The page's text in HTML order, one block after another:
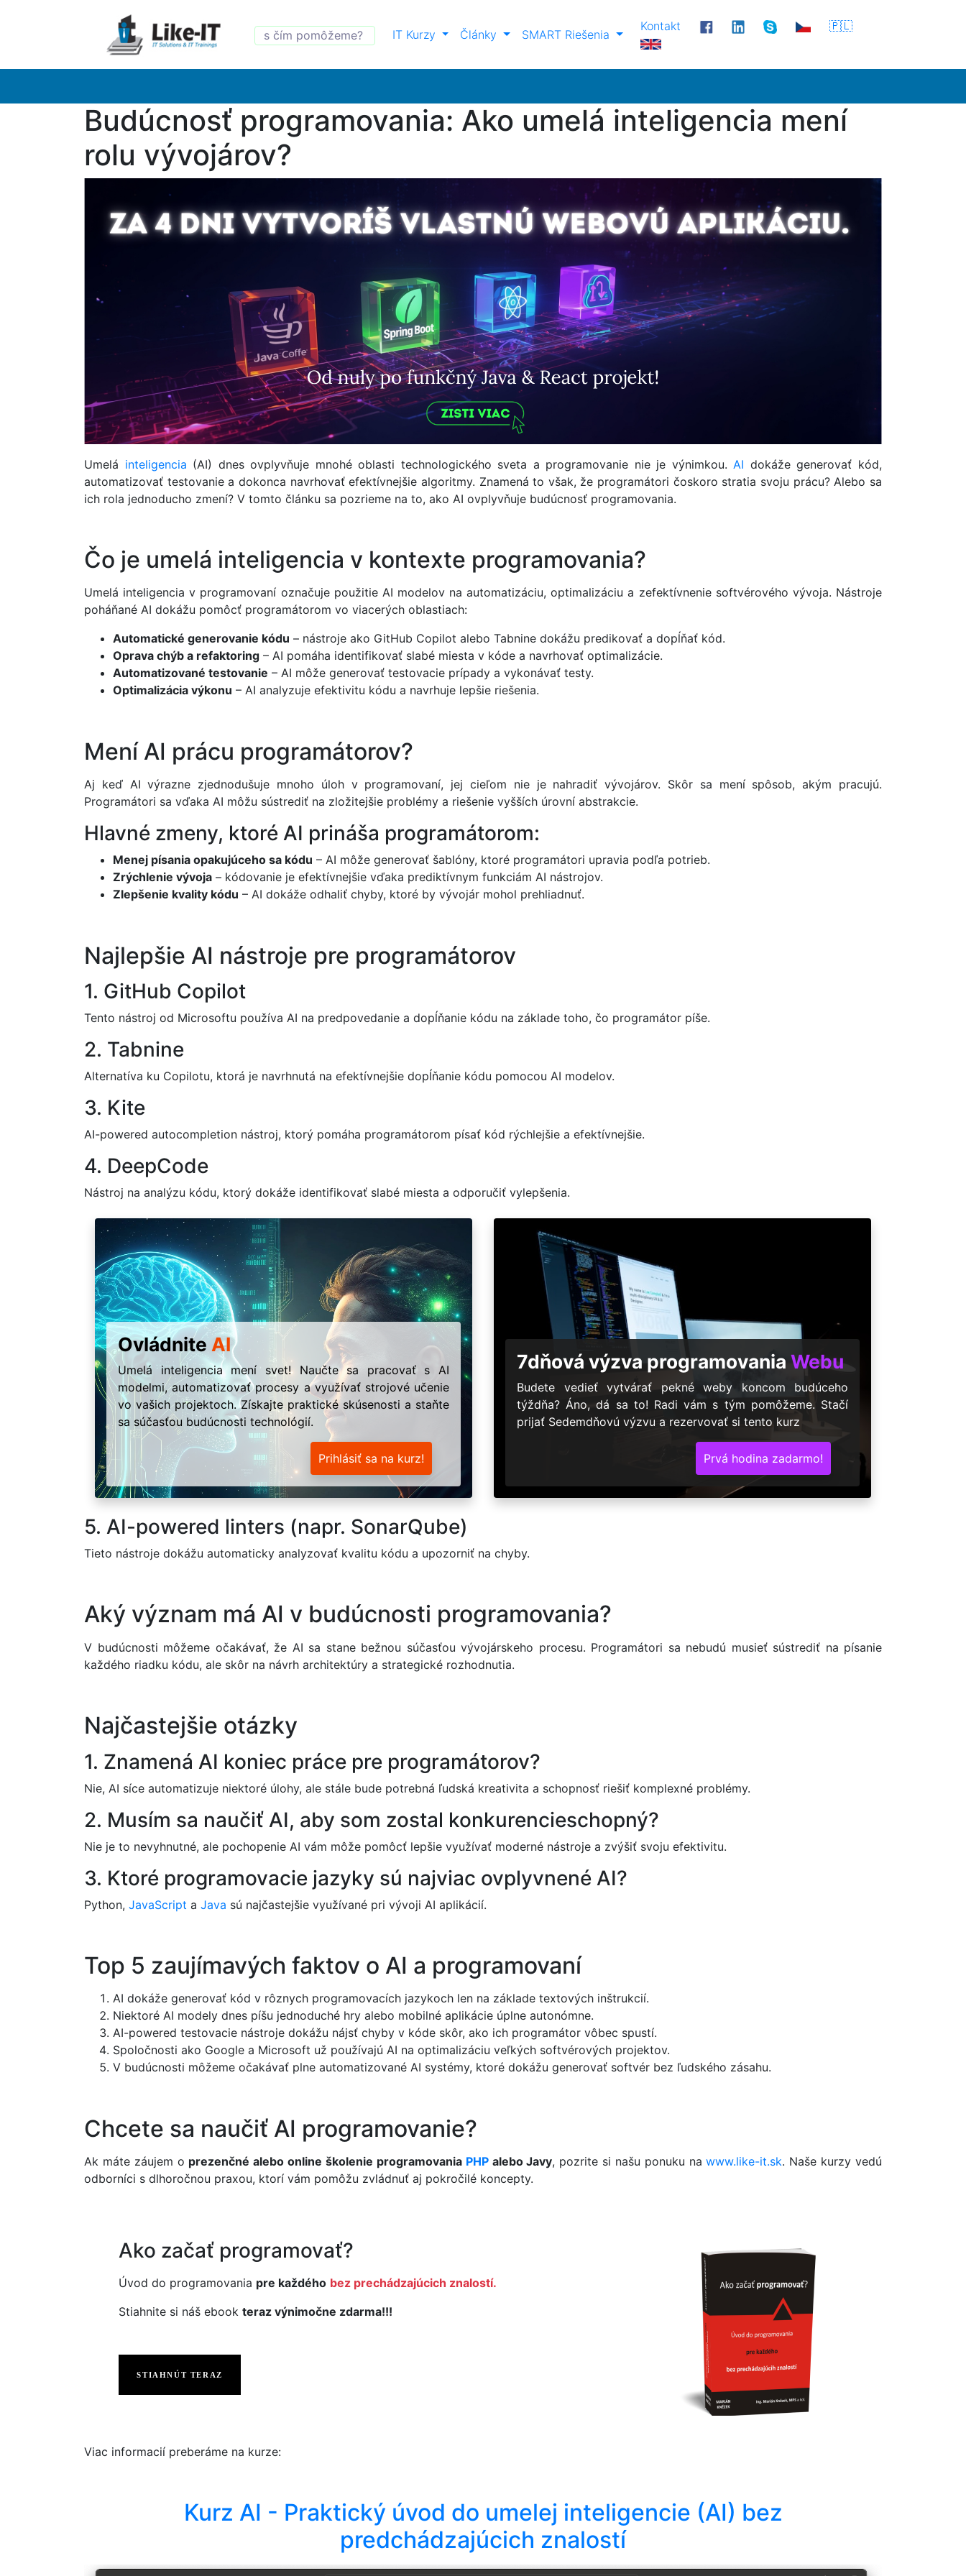
IT Kurzy Články SMART Riešenia
Kontakt 🇵🇱
Budúcnosť programovania: Ako umelá inteligencia mení
rolu vývojárov?
Umelá inteligencia (AI) dnes ovplyvňuje mnohé oblasti technologického sveta a programovanie nie je výnimkou. AI dokáže generovať kód,
automatizovať testovanie a dokonca navrhovať efektívnejšie algoritmy. Znamená to však, že programátori čoskoro stratia svoju prácu? Alebo sa
ich rola jednoducho zmení? V tomto článku sa pozrieme na to, ako AI ovplyvňuje budúcnosť programovania.
Čo je umelá inteligencia v kontexte programovania?
Umelá inteligencia v programovaní označuje použitie AI modelov na automatizáciu, optimalizáciu a zefektívnenie softvérového vývoja. Nástroje
poháňané AI dokážu pomôcť programátorom vo viacerých oblastiach:
Automatické generovanie kódu – nástroje ako GitHub Copilot alebo Tabnine dokážu predikovať a dopĺňať kód.
Oprava chýb a refaktoring – AI pomáha identifikovať slabé miesta v kóde a navrhovať optimalizácie.
Automatizované testovanie – AI môže generovať testovacie prípady a vykonávať testy.
Optimalizácia výkonu – AI analyzuje efektivitu kódu a navrhuje lepšie riešenia.
Mení AI prácu programátorov?
Aj keď AI výrazne zjednodušuje mnoho úloh v programovaní, jej cieľom nie je nahradiť vývojárov. Skôr sa mení spôsob, akým pracujú.
Programátori sa vďaka AI môžu sústrediť na zložitejšie problémy a riešenie vyšších úrovní abstrakcie.
Hlavné zmeny, ktoré AI prináša programátorom:
Menej písania opakujúceho sa kódu – AI môže generovať šablóny, ktoré programátori upravia podľa potrieb.
Zrýchlenie vývoja – kódovanie je efektívnejšie vďaka prediktívnym funkciám AI nástrojov.
Zlepšenie kvality kódu – AI dokáže odhaliť chyby, ktoré by vývojár mohol prehliadnuť.
Najlepšie AI nástroje pre programátorov
1. GitHub Copilot
Tento nástroj od Microsoftu používa AI na predpovedanie a dopĺňanie kódu na základe toho, čo programátor píše.
2. Tabnine
Alternatíva ku Copilotu, ktorá je navrhnutá na efektívnejšie dopĺňanie kódu pomocou AI modelov.
3. Kite
AI-powered autocompletion nástroj, ktorý pomáha programátorom písať kód rýchlejšie a efektívnejšie.
4. DeepCode
Nástroj na analýzu kódu, ktorý dokáže identifikovať slabé miesta a odporučiť vylepšenia.
Ovládnite AI
Umelá inteligencia mení svet! Naučte sa pracovať s AI
modelmi, automatizovať procesy a využívať strojové učenie
vo vašich projektoch. Získajte praktické skúsenosti a staňte
sa súčasťou budúcnosti technológií.
Prihlásiť sa na kurz!
7dňová výzva programovania Webu
Budete vedieť vytvárať pekné weby koncom budúceho
týždňa? Áno, dá sa to! Radi vám s tým pomôžeme. Stačí
prijať Sedemdňovú výzvu a rezervovať si tento kurz
Prvá hodina zadarmo!
5. AI-powered linters (napr. SonarQube)
Tieto nástroje dokážu automaticky analyzovať kvalitu kódu a upozorniť na chyby.
Aký význam má AI v budúcnosti programovania?
V budúcnosti môžeme očakávať, že AI sa stane bežnou súčasťou vývojárskeho procesu. Programátori sa nebudú musieť sústrediť na písanie
každého riadku kódu, ale skôr na návrh architektúry a strategické rozhodnutia.
Najčastejšie otázky
1. Znamená AI koniec práce pre programátorov?
Nie, AI síce automatizuje niektoré úlohy, ale stále bude potrebná ľudská kreativita a schopnosť riešiť komplexné problémy.
2. Musím sa naučiť AI, aby som zostal konkurencieschopný?
Nie je to nevyhnutné, ale pochopenie AI vám môže pomôcť lepšie využívať moderné nástroje a zvýšiť svoju efektivitu.
3. Ktoré programovacie jazyky sú najviac ovplyvnené AI?
Python, JavaScript a Java sú najčastejšie využívané pri vývoji AI aplikácií.
Top 5 zaujímavých faktov o AI a programovaní
AI dokáže generovať kód v rôznych programovacích jazykoch len na základe textových inštrukcií.
Niektoré AI modely dnes píšu jednoduché hry alebo mobilné aplikácie úplne autonómne.
AI-powered testovacie nástroje dokážu nájsť chyby v kóde skôr, ako ich programátor vôbec spustí.
Spoločnosti ako Google a Microsoft už používajú AI na optimalizáciu veľkých softvérových projektov.
V budúcnosti môžeme očakávať plne automatizované AI systémy, ktoré dokážu generovať softvér bez ľudského zásahu.
Chcete sa naučiť AI programovanie?
Ak máte záujem o prezenčné alebo online školenie programovania PHPalebo Javy, pozrite si našu ponuku nawww.like-it.sk. Naše kurzy vedú
odborníci s dlhoročnou praxou, ktorí vám pomôžu zvládnuť aj pokročilé koncepty.
Ako začať programovať?
Úvod do programovania pre každého bez prechádzajúcich znalostí.
Stiahnite si náš ebook teraz výnimočne zdarma!!!
STIAHNÚT TERAZ
Viac informacií preberáme na kurze:
Kurz AI - Praktický úvod do umelej inteligencie (AI) bez
predchádzajúcich znalostí